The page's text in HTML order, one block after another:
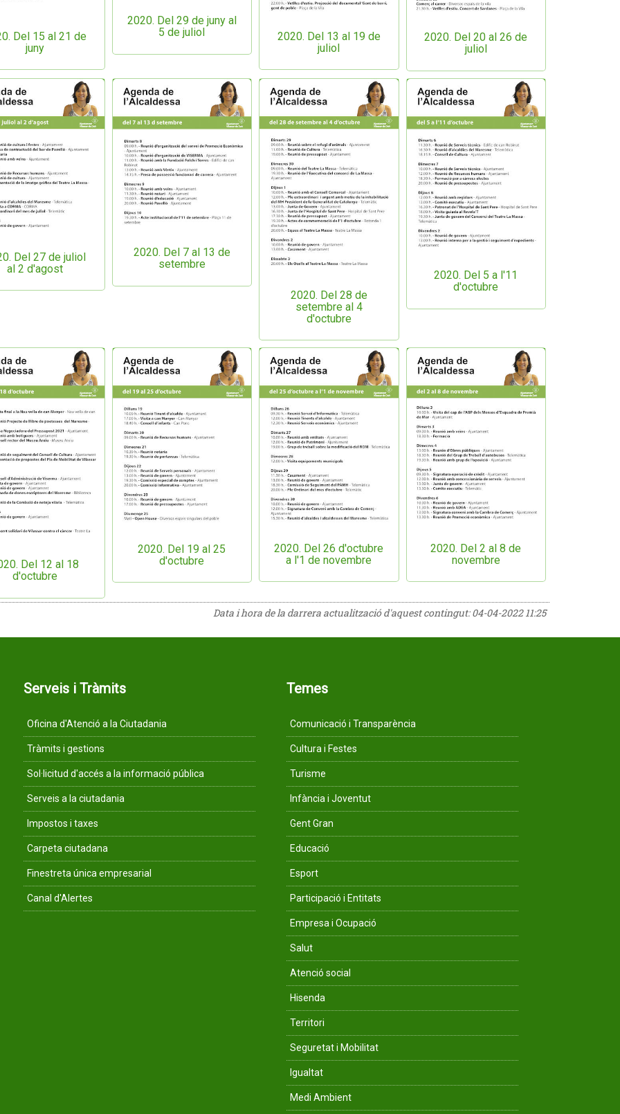
Del 15 al 21 de
juny
2020. Del 29 de juny al
5 de juliol
2020. Del 13 al 19 de
juliol
2020. Del 20 al 26 de
juliol
Del 27 de juliol
al 2 d'agost
2020. Del 7 al 13 de
setembre
2020. Del 28 de
setembre al 4
d'octubre
2020. Del 5 a l'11
d'octubre
Del 12 al 18
d'octubre
2020. Del 19 al 25
d'octubre
2020. Del 26 d'octubre
a l'1 de novembre
2020. Del 2 al 8 de
novembre
Data i hora de la darrera actualització d'aquest contingut:04-04-2022 11:25
Serveis i Tràmits
Oficina d'Atenció a la Ciutadania
Tràmits i gestions
Sol·licitud d'accés a la informació pública
Serveis a la ciutadania
Impostos i taxes
Carpeta ciutadana
Finestreta única empresarial
Canal d'Alertes
Temes
Comunicació i Transparència
Cultura i Festes
Turisme
Infància i Joventut
Gent Gran
Educació
Esport
Participació i Entitats
Empresa i Ocupació
Salut
Atenció social
Hisenda
Territori
Seguretat i Mobilitat
Igualtat
Medi Ambient